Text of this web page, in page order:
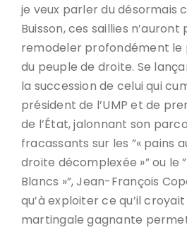
je veux parler du désormais
Buisson, ces saillies
remodeler profondément le
du peuple de droite. Se
la succession de celui qui
président de l’UMP et de
de l’État, jalonnant son
fracassants sur les ”« pains
droite décomplexée »” ou le
Blancs »”, Jean-François
qu’à exploiter ce qu’il
martingale gagnante